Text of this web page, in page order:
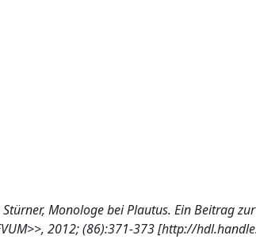
Stürner, Monologe bei Plautus. Ein Beitrag
2012; (86):371-373 [http://